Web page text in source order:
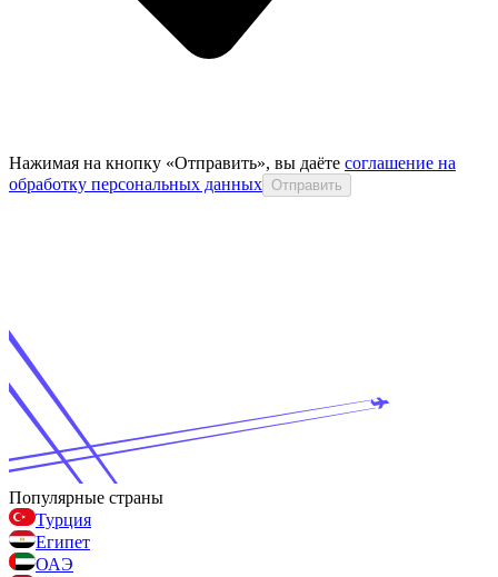
Нажимая на кнопку «Отправить», вы даёте соглашение на
обработку персональных данных Отправить
Популярные страны
Турция
Египет
ОАЭ